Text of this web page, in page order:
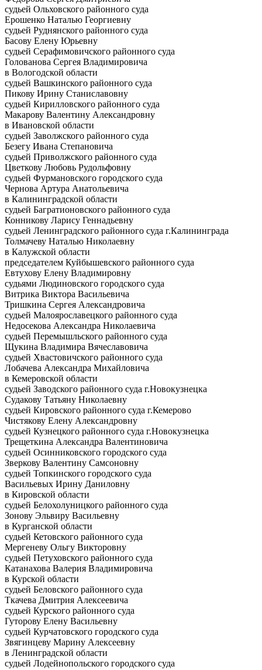
судьей Ольховского районного суда
Ерошенко Наталью Георгиевну
судьей Руднянского районного суда
Басову Елену Юрьевну
судьей Серафимовичского районного суда
Голованова Сергея Владимировича
в Вологодской области
судьей Вашкинского районного суда
Пикову Ирину Станиславовну
судьей Кирилловского районного суда
Макарову Валентину Александровну
в Ивановской области
судьей Заволжского районного суда
Безегу Ивана Степановича
судьей Приволжского районного суда
Цветкову Любовь Рудольфовну
судьей Фурмановского городского суда
Чернова Артура Анатольевича
в Калининградской области
судьей Багратионовского районного суда
Конникову Ларису Геннадьевну
судьей Ленинградского районного суда г.Калининграда
Толмачеву Наталью Николаевну
в Калужской области
председателем Куйбышевского районного суда
Евтухову Елену Владимировну
судьями Людиновского городского суда
Витрика Виктора Васильевича
Тришкина Сергея Александровича
судьей Малоярославецкого районного суда
Недосекова Александра Николаевича
судьей Перемышльского районного суда
Щукина Владимира Вячеславовича
судьей Хвастовичского районного суда
Лобачева Александра Михайловича
в Кемеровской области
судьей Заводского районного суда г.Новокузнецка
Судакову Татьяну Николаевну
судьей Кировского районного суда г.Кемерово
Чистякову Елену Александровну
судьей Кузнецкого районного суда г.Новокузнецка
Трещеткина Александра Валентиновича
судьей Осинниковского городского суда
Зверкову Валентину Самсоновну
судьей Топкинского городского суда
Васильевых Ирину Даниловну
в Кировской области
судьей Белохолуницкого районного суда
Зонову Эльвиру Васильевну
в Курганской области
судьей Кетовского районного суда
Мергеневу Ольгу Викторовну
судьей Петуховского районного суда
Катанахова Валерия Владимировича
в Курской области
судьей Беловского районного суда
Ткачева Дмитрия Алексеевича
судьей Курского районного суда
Гуторову Елену Васильевну
судьей Курчатовского городского суда
Звягинцеву Марину Алексеевну
в Ленинградской области
судьей Лодейнопольского городского суда